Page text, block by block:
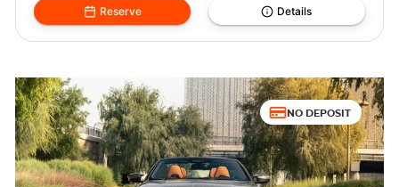
Reserve Details
NO DEPOSIT